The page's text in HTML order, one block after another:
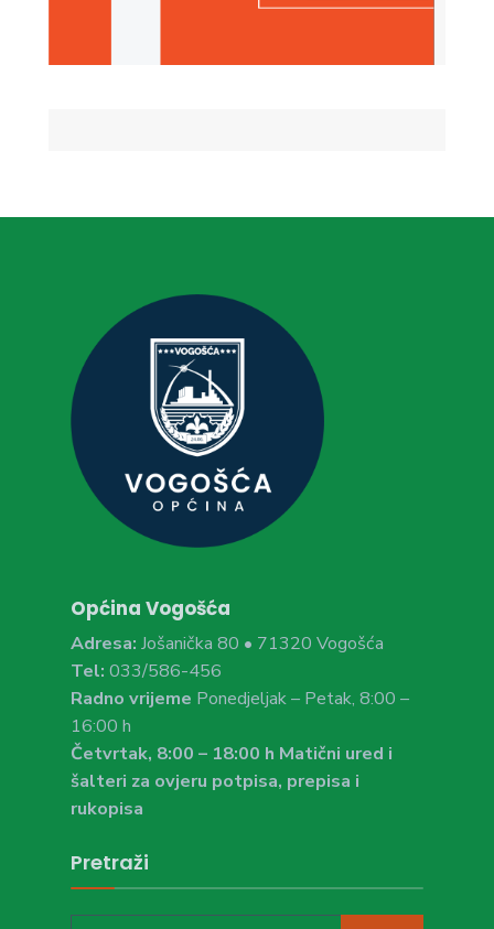
Općina Vogošća
Adresa: Jošanička 80 • 71320 Vogošća
Tel: 033/586-456
Radno vrijeme Ponedjeljak – Petak, 8:00 –
16:00 h
Četvrtak, 8:00 – 18:00 h Matični ured i
šalteri za ovjeru potpisa, prepisa i
rukopisa
Pretraži